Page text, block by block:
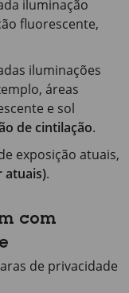
iluminação
fluorescente,
iluminações
áreas
e sol
de cintilação.
exposição atuais,
atuais).
com
de privacidade